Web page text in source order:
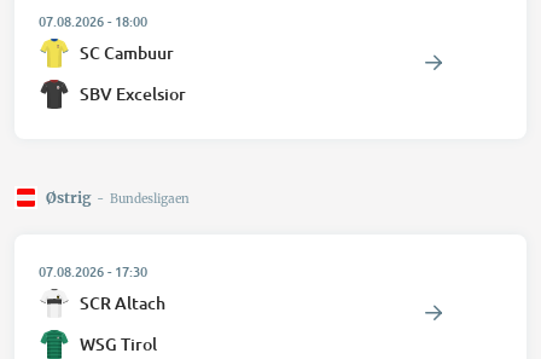
07.08.2026-18:00
SC Cambuur
SBV Excelsior
Østrig - Bundesligaen
07.08.2026-17:30
SCR Altach
WSG Tirol